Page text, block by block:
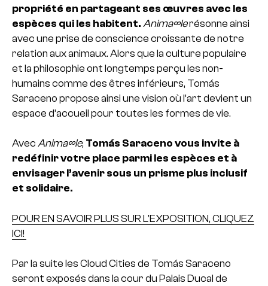
propriété en partageant ses œuvres avec les
espèces qui les habitent. Anima∞lerésonne ainsi
avec une prise de conscience croissante de notre
relation aux animaux. Alors que la culture populaire
et la philosophie ont longtemps perçu les non-
humains comme des êtres inférieurs, Tomás
Saraceno propose ainsi une vision où l’art devient un
espace d’accueil pour toutes les formes de vie.
Avec Anima∞le, Tomás Saraceno vous invite à
redéfinir votre place parmi les espèces et à
envisager l’avenir sous un prisme plus inclusif
et solidaire.
POUR EN SAVOIR PLUS SUR L’EXPOSITION, CLIQUEZ
ICI!
Par la suite les Cloud Cities de Tomás Saraceno
seront exposés dans la cour du Palais Ducal de